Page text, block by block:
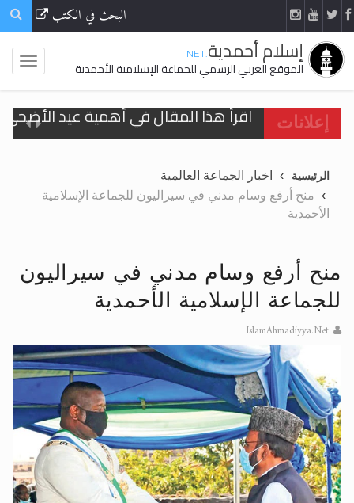
البحث في الكتب
إسلام أحمدية.NET
الموقع العربي الرسمي للجماعة الإسلامية الأحمدية
إعلانات
اقرأ هذا المقال في أهمية عيد
تعميم هامّ لأفراد الجماعة >> المزيد
اقرأ هذا الكتاب وتعرّف على حقيقة
الحجّ.. دلالات، حِكم، وأهداف >> المزيد
اقرأ هذا المقال في أهمية عيد
الرئيسية
اخبار الجماعة العالمية
منح أرفع وسام مدني في سيراليون للجماعة الإسلامية
الأحمدية
منح أرفع وسام مدني في سيراليون
للجماعة الإسلامية الأحمدية
IslamAhmadiyya.Net